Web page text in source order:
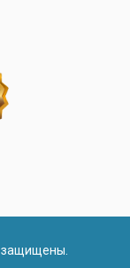
защищены.